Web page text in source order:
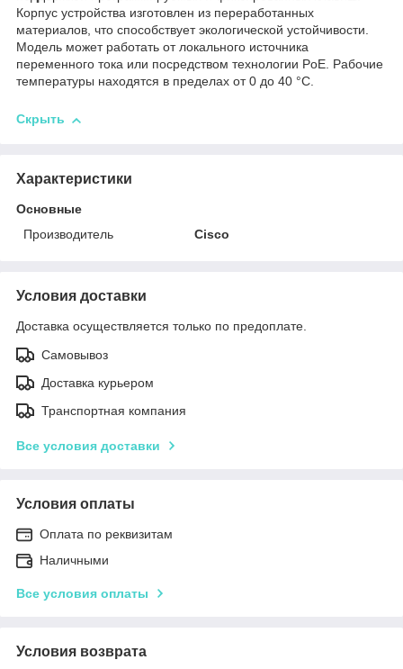
Корпус устройства изготовлен из переработанных
материалов, что способствует экологической устойчивости.
Модель может работать от локального источника
переменного тока или посредством технологии PoE. Рабочие
температуры находятся в пределах от 0 до 40 °C.
Скрыть
Характеристики
Основные
Производитель
Cisco
Условия доставки
Доставка осуществляется только по предоплате.
Самовывоз
Доставка курьером
Транспортная компания
Все условия доставки
Условия оплаты
Оплата по реквизитам
Наличными
Все условия оплаты
Условия возврата